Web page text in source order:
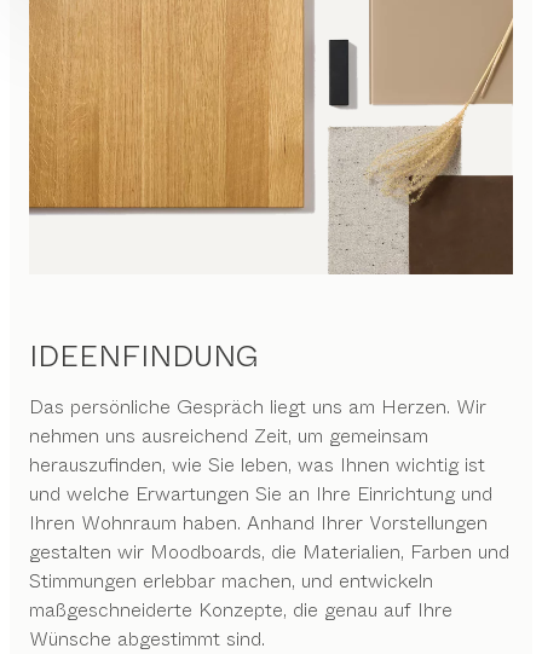
IDEENFINDUNG
Das persönliche Gespräch liegt uns am Herzen. Wir
nehmen uns ausreichend Zeit, um gemeinsam
herauszufinden, wie Sie leben, was Ihnen wichtig ist
und welche Erwartungen Sie an Ihre Einrichtung und
Ihren Wohnraum haben. Anhand Ihrer Vorstellungen
gestalten wir Moodboards, die Materialien, Farben und
Stimmungen erlebbar machen, und entwickeln
maßgeschneiderte Konzepte, die genau auf Ihre
Wünsche abgestimmt sind.